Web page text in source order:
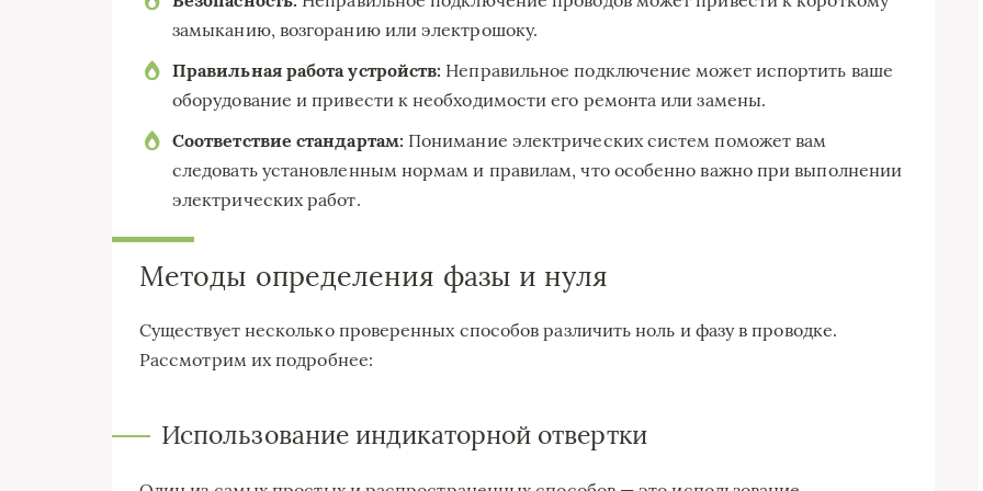
замыканию, возгоранию или электрошоку.
Правильная работа устройств: Неправильное подключение может испортить ваше
оборудование и привести к необходимости его ремонта или замены.
Соответствие стандартам: Понимание электрических систем поможет вам
следовать установленным нормам и правилам, что особенно важно при выполнении
электрических работ.
Методы определения фазы и нуля
Существует несколько проверенных способов различить ноль и фазу в проводке.
Рассмотрим их подробнее:
Использование индикаторной отвертки